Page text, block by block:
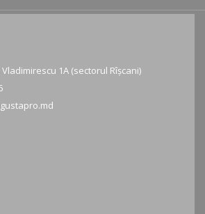
Vladimirescu 1A (sectorul Rîșcani)